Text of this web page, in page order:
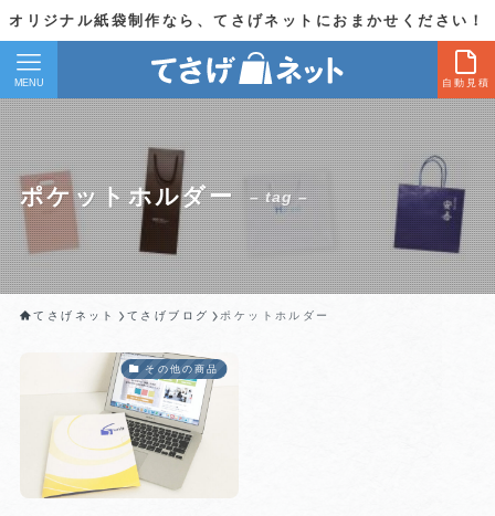
オリジナル紙袋制作なら、てさげネットにおまかせください！
自動見積
MENU
ポケットホルダー – tag –
てさげネット てさげブログ ポケットホルダー
その他の商品